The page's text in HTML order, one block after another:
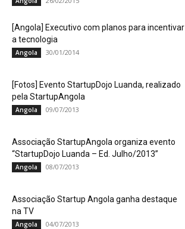
[Angola] Executivo com planos para incentivar
a tecnologia
Angola 30/01/2014
[Fotos] Evento StartupDojo Luanda, realizado
pela StartupAngola
Angola 09/07/2013
Associação StartupAngola organiza evento
“StartupDojo Luanda – Ed. Julho/2013”
Angola 08/07/2013
Associação Startup Angola ganha destaque
na TV
Angola 04/07/2013